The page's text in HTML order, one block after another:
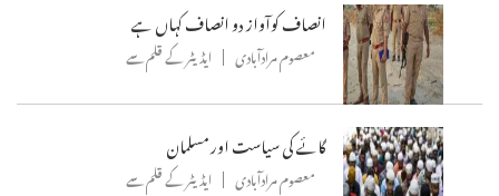
انصاف کوآواز دو انصاف کہاں ہے
معصوم مرادآبادی ایڈیٹر کے قلم سے
گائے کی سیاست اور مسلمان
معصوم مرادآبادی ایڈیٹر کے قلم سے